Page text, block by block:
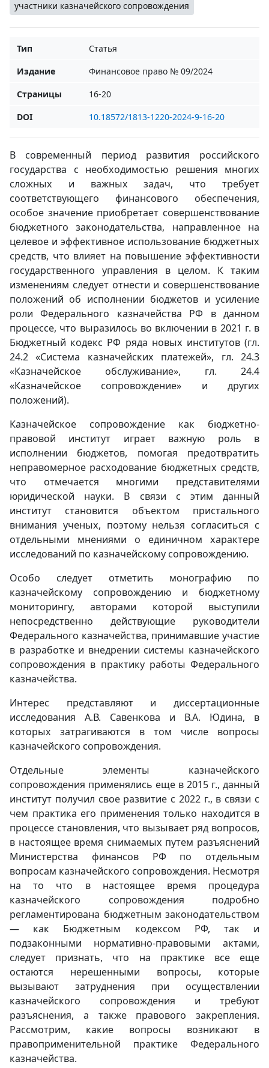
участники казначейского сопровождения
Тип
Статья
Издание
Финансовое право № 09/2024
Страницы
16-20
DOI
10.18572/1813-1220-2024-9-16-20
В современный период развития российского
государства с необходимостью решения многих
сложных и важных задач, что требует
соответствующего финансового обеспечения,
особое значение приобретает совершенствование
бюджетного законодательства, направленное на
целевое и эффективное использование бюджетных
средств, что влияет на повышение эффективности
государственного управления в целом. К таким
изменениям следует отнести и совершенствование
положений об исполнении бюджетов и усиление
роли Федерального казначейства РФ в данном
процессе, что выразилось во включении в 2021 г. в
Бюджетный кодекс РФ ряда новых институтов (гл.
24.2 «Система казначейских платежей», гл. 24.3
«Казначейское обслуживание», гл. 24.4
«Казначейское сопровождение» и других
положений).
Казначейское сопровождение как бюджетно-
правовой институт играет важную роль в
исполнении бюджетов, помогая предотвратить
неправомерное расходование бюджетных средств,
что отмечается многими представителями
юридической науки. В связи с этим данный
институт становится объектом пристального
внимания ученых, поэтому нельзя согласиться с
отдельными мнениями о единичном характере
исследований по казначейскому сопровождению.
Особо следует отметить монографию по
казначейскому сопровождению и бюджетному
мониторингу, авторами которой выступили
непосредственно действующие руководители
Федерального казначейства, принимавшие участие
в разработке и внедрении системы казначейского
сопровождения в практику работы Федерального
казначейства.
Интерес представляют и диссертационные
исследования А.В. Савенкова и В.А. Юдина, в
которых затрагиваются в том числе вопросы
казначейского сопровождения.
Отдельные элементы казначейского
сопровождения применялись еще в 2015 г., данный
институт получил свое развитие с 2022 г., в связи с
чем практика его применения только находится в
процессе становления, что вызывает ряд вопросов,
в настоящее время снимаемых путем разъяснений
Министерства финансов РФ по отдельным
вопросам казначейского сопровождения. Несмотря
на то что в настоящее время процедура
казначейского сопровождения подробно
регламентирована бюджетным законодательством
― как Бюджетным кодексом РФ, так и
подзаконными нормативно-правовыми актами,
следует признать, что на практике все еще
остаются нерешенными вопросы, которые
вызывают затруднения при осуществлении
казначейского сопровождения и требуют
разъяснения, а также правового закрепления.
Рассмотрим, какие вопросы возникают в
правоприменительной практике Федерального
казначейства.